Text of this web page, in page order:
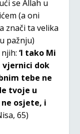
se Allah u
(a oni
znači ta velika
pažnju)
njih:‘I tako Mi
vjernici dok
tebe ne
tvoje u
osjete, i
65)